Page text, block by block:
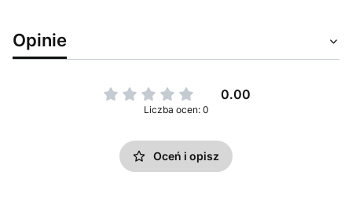
Opinie
0.00
Liczba ocen: 0
Oceń i opisz